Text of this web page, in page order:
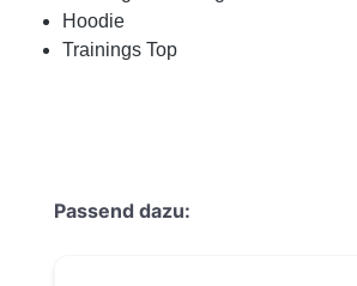
Hoodie
Trainings Top
Produktgalerie überspringen
Passend dazu: